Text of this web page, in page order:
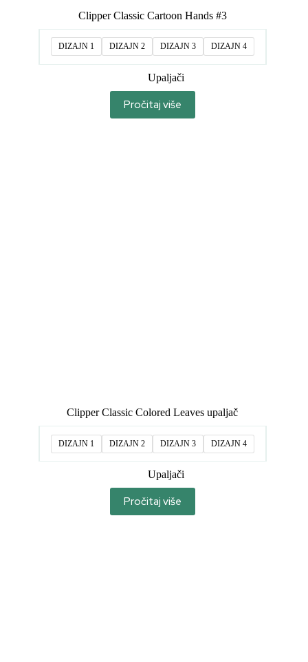
Clipper Classic Cartoon Hands #3
DIZAJN 1 DIZAJN 2 DIZAJN 3 DIZAJN 4
Upaljači
Pročitaj više
Clipper Classic Colored Leaves upaljač
DIZAJN 1 DIZAJN 2 DIZAJN 3 DIZAJN 4
Upaljači
Pročitaj više